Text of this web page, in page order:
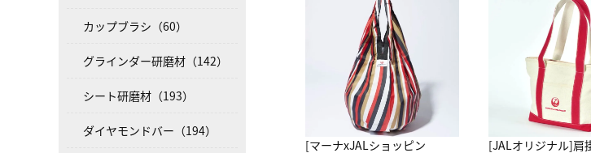
[マーナxJALショッピン
[JALオリジナル]肩
カップブラシ（60）
グラインダー研磨材（142）
シート研磨材（193）
ダイヤモンドバー（194）